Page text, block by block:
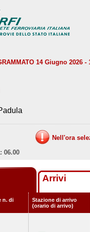
14 Giugno 2026 -
Nell'ora
06.00
Arrivi
n. di
Stazione di arrivo
(orario di arrivo)